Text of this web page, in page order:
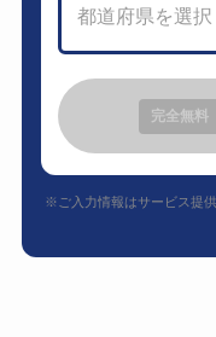
都道府県を選択
完全無料
※ご入力情報はサービス提